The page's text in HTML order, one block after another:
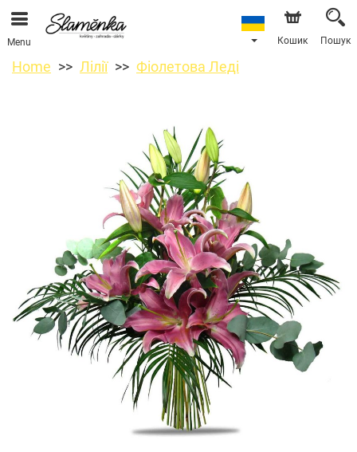
Menu Кошик Пошук
Home Лілії Фіолетова Леді